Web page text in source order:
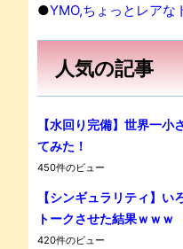
●YMO,ちょっとレアな
人気の記事
【水回り完備】世界一小
てみた！
450件のビュー
【シンギュラリティ】い
トークさせた結果ｗｗｗ
420件のビュー